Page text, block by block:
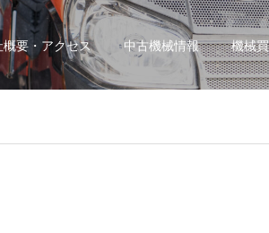
概要・アクセス 中古機械情報 機械